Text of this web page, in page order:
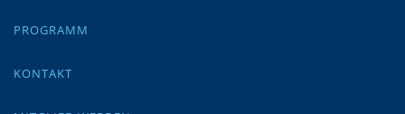
PROGRAMM
KONTAKT